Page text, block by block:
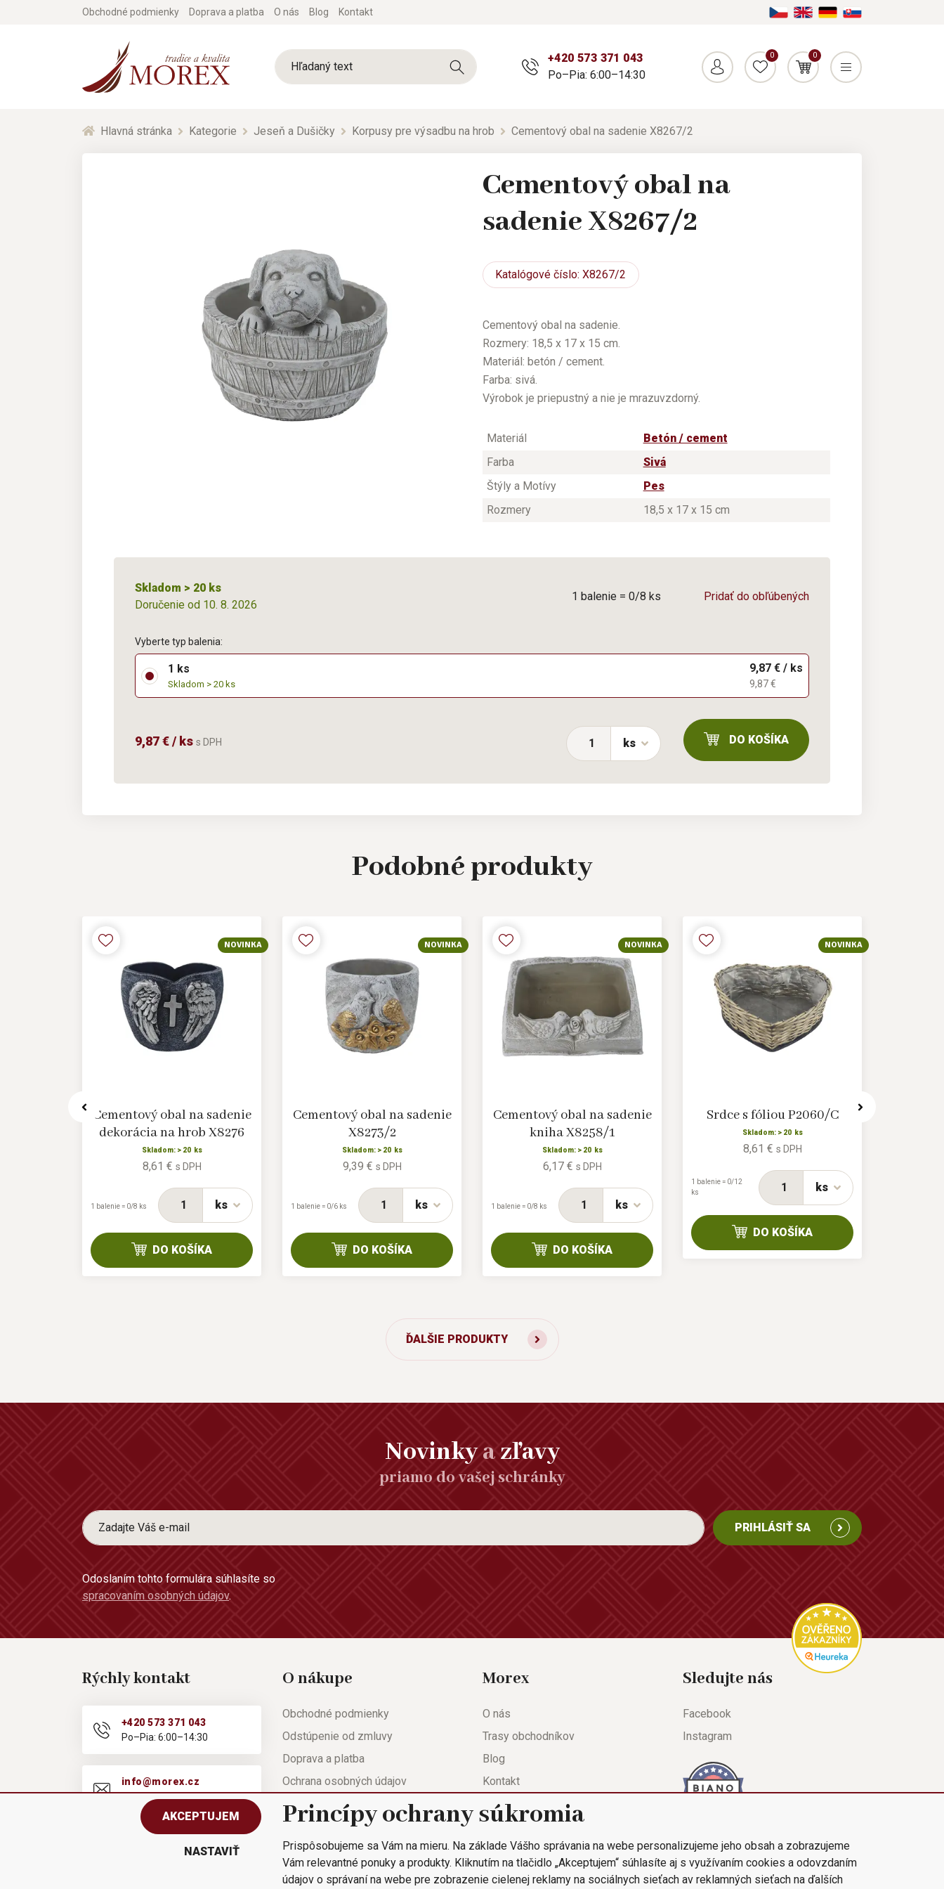
Obchodné podmienky Doprava a platba O nás Blog Kontakt
+420 573 371 043
Po–Pia: 6:00–14:30
0 0
Hlavná stránka Kategorie Jeseň a Dušičky Korpusy pre výsadbu na hrob Cementový obal na sadenie X8267/2
Cementový obal na
sadenie X8267/2
Katalógové číslo: X8267/2
Cementový obal na sadenie.
Rozmery: 18,5 x 17 x 15 cm.
Materiál: betón / cement.
Farba: sivá.
Výrobok je priepustný a nie je mrazuvzdorný.
Materiál
Betón / cement
Farba
Sivá
Štýly a Motívy
Pes
Rozmery
18,5 x 17 x 15 cm
Skladom > 20 ks
Doručenie od 10. 8. 2026
1 balenie = 0/8 ks Pridať do obľúbených
Vyberte typ balenia:
1 ks
Skladom > 20 ks
9,87 € / ks
9,87 €
9,87 € / ks s DPH ks DO KOŠÍKA
Podobnéprodukty
NOVINKA
Cementový obal na sadenie
dekorácia na hrob X8276
Skladom: > 20 ks
8,61 € s DPH
ks
1 balenie = 0/8 ks
DO KOŠÍKA
NOVINKA
Cementový obal na sadenie
X8273/2
Skladom: > 20 ks
9,39 € s DPH
ks
1 balenie = 0/6 ks
DO KOŠÍKA
NOVINKA
Cementový obal na sadenie
kniha X8258/1
Skladom: > 20 ks
6,17 € s DPH
ks
1 balenie = 0/8 ks
DO KOŠÍKA
NOVINKA
Srdce s fóliou P2060/C
Skladom: > 20 ks
8,61 € s DPH
ks
1 balenie = 0/12
ks
DO KOŠÍKA
ĎALŠIE PRODUKTY
Novinkyazľavy
priamo do vašej schránky
PRIHLÁSIŤ SA
Odoslaním tohto formulára súhlasíte so
spracovaním osobných údajov.
Rýchly kontakt
+420 573 371 043
Po–Pia: 6:00–14:30
info@morex.cz
Po–Pia: 6:00–14:30
O nákupe
Obchodné podmienky
Odstúpenie od zmluvy
Doprava a platba
Ochrana osobných údajov
Nápoveda
Reklamačný list
Rýchla objednávka
Morex
O nás
Trasy obchodníkov
Blog
Kontakt
Nastavenie súkromia
Sledujte nás
Facebook
Instagram
AKCEPTUJEM
NASTAVIŤ
Princípy ochrany súkromia
Prispôsobujeme sa Vám na mieru. Na základe Vášho správania na webe personalizujeme jeho obsah a zobrazujeme
Vám relevantné ponuky a produkty. Kliknutím na tlačidlo „Akceptujem“ súhlasíte aj s využívaním cookies a odovzdaním
údajov o správaní na webe pre zobrazenie cielenej reklamy na sociálnych sieťach av reklamných sieťach na ďalších